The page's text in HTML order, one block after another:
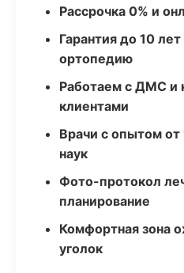
Рассрочка 0% и
Гарантия до 10
ортопедию
Работаем с ДМС и
клиентами
Врачи с опытом от
наук
Фото-протокол
планирование
Комфортная зона
уголок